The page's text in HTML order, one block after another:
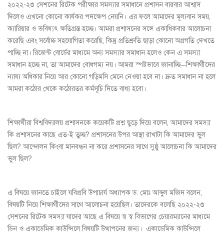
২০২২-২৩ সেশনের রিটেক পরীক্ষার সমস্যার সমাধানে প্রশাসন বারবার আশ্বাস
দিলেও এখনো কোনো কার্যকর পদক্ষেপ নেয়নি। এর ফলে আমাদের মূল্যবান সময়,
ক্যারিয়ার ও ভবিষ্যৎ ক্ষতিগ্রস্ত হচ্ছে। আমরা প্রশাসনের সঙ্গে একাধিকবার আলোচনা
করেছি এবং সর্বোচ্চ সহযোগিতা করেছি, কিন্তু প্রতিশ্রুতি ছাড়া কোনো অগ্রগতি দেখতে
পাচ্ছি না। রিজেন্ট বোর্ডের মাধ্যমে অন্য সমস্যার সমাধান হলেও কেন এ সমস্যা
সমাধান হচ্ছে না, তা আমাদের বোধগম্য নয়। আমরা স্পষ্টভাবে জানাচ্ছি—শিক্ষার্থীদের
ন্যায্য অধিকার নিয়ে আর কোনো গড়িমসি মেনে নেওয়া হবে না। দ্রুত সমাধান না হলে
আমরা কঠোর থেকে কঠোরতর কর্মসূচি দিতে বাধ্য হবো।
শিক্ষার্থীরা বিশ্ববিদ্যালয় প্রশাসনকে কয়েকটি প্রশ্ন ছুড়ে দিয়ে বলেন, আমাদের সমস্যা
কি প্রশাসনের কাছে এত-ই তুচ্ছ? প্রশাসনের উপর আস্থা রাখাটা কি আমাদের ভুল
ছিল? আন্দোলন কিংবা মানবন্ধন না করে প্রশাসনের সাথে সুষ্ঠু আলোচনা কি আমাদের
ভুল ছিল?
এ বিষয়ে জানতে চাইলে যবিপ্রবি উপাচার্য অধ্যাপক ড. মোঃ আব্দুল মজিদ বলেন,
বিষয়টি নিয়ে শিক্ষার্থীদের সাথে আলোচনা হয়েছিল। তাদেরকে বলেছি ২০২২-২৩
সেশনের রিটেক সমস্যা যাদের আছে এ বিষয়ে স্ব স্ব বিভাগের চেয়ারম্যানের মাধ্যমে
ডিন ও একাডেমিক কাউন্সিলে বিষয়টি উত্থাপনের জন্য। একাডেমিক কাউন্সিলে